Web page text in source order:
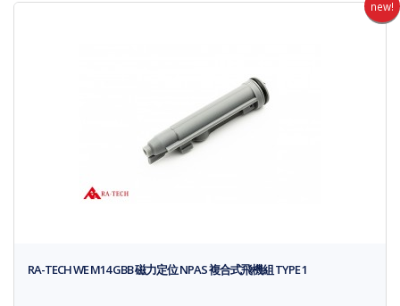
new!
RA-TECH WE M14 GBB 磁力定位 NPAS 複合式飛機組 TYPE 1